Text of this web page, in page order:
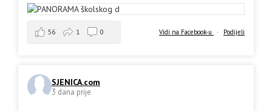
Vidi na Facebook-u · Podijeli
56 1 0
SJENICA.com
3 dana prije